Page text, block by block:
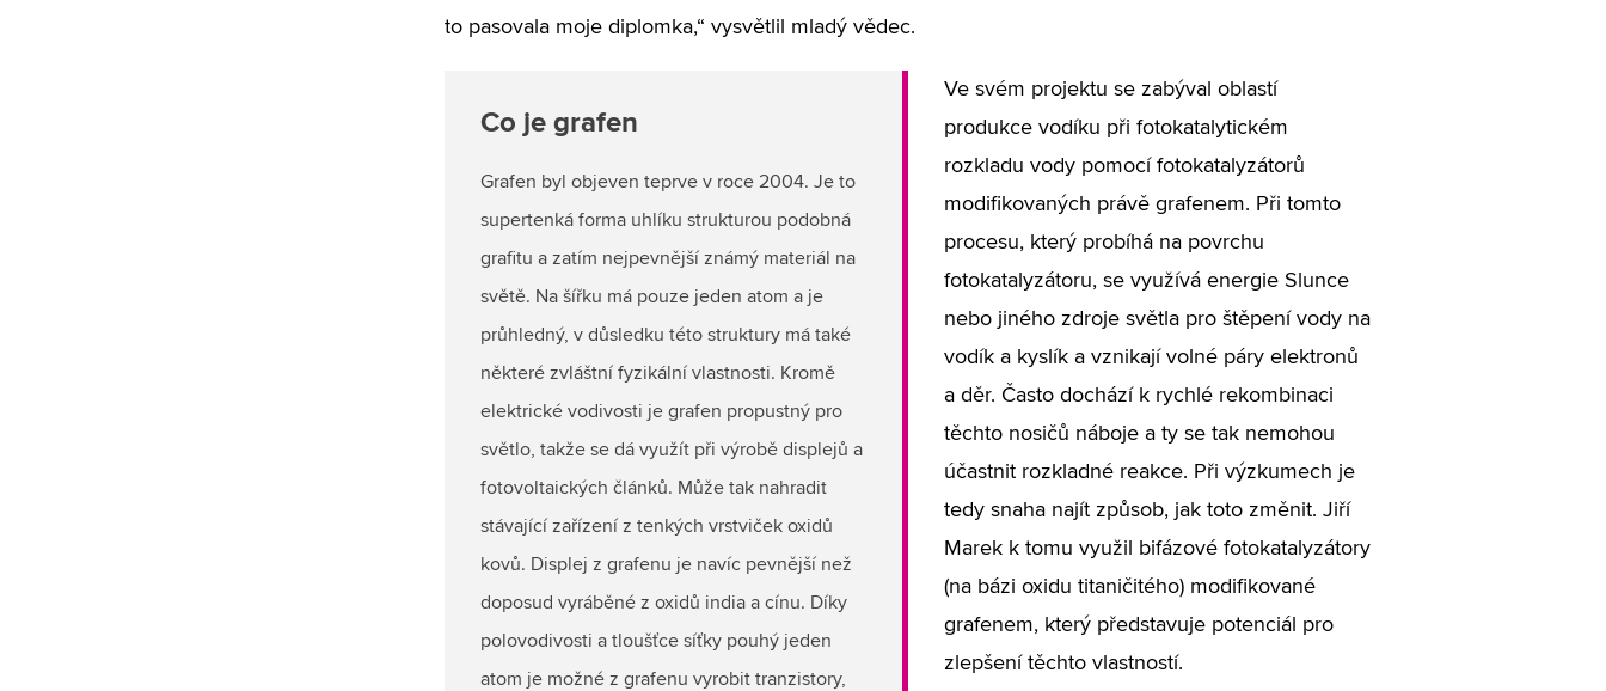
to pasovala moje diplomka,“ vysvětlil mladý vědec.
Co je grafen
Grafen byl objeven teprve v roce 2004. Je to
supertenká forma uhlíku strukturou podobná
grafitu a zatím nejpevnější známý materiál na
světě. Na šířku má pouze jeden atom a je
průhledný, v důsledku této struktury má také
některé zvláštní fyzikální vlastnosti. Kromě
elektrické vodivosti je grafen propustný pro
světlo, takže se dá využít při výrobě displejů a
fotovoltaických článků. Může tak nahradit
stávající zařízení z tenkých vrstviček oxidů
kovů. Displej z grafenu je navíc pevnější než
doposud vyráběné z oxidů india a cínu. Díky
polovodivosti a tloušťce síťky pouhý jeden
atom je možné z grafenu vyrobit tranzistory,
Ve svém projektu se zabýval oblastí
produkce vodíku při fotokatalytickém
rozkladu vody pomocí fotokatalyzátorů
modifikovaných právě grafenem. Při tomto
procesu, který probíhá na povrchu
fotokatalyzátoru, se využívá energie Slunce
nebo jiného zdroje světla pro štěpení vody na
vodík a kyslík a vznikají volné páry elektronů
a děr. Často dochází k rychlé rekombinaci
těchto nosičů náboje a ty se tak nemohou
účastnit rozkladné reakce. Při výzkumech je
tedy snaha najít způsob, jak toto změnit. Jiří
Marek k tomu využil bifázové fotokatalyzátory
(na bázi oxidu titaničitého) modifikované
grafenem, který představuje potenciál pro
zlepšení těchto vlastností.